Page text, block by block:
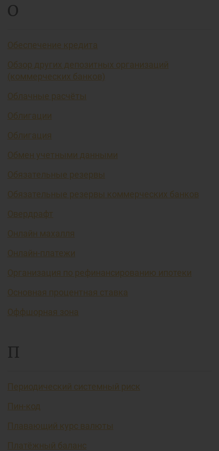
О
Обеспечение кредита
Обзор других депозитных организаций
(коммерческих банков)
Облачные расчёты
Облигации
Облигация
Обмен учетными данными
Обязательные резервы
Обязательные резервы коммерческих банков
Овердрафт
Онлайн махалля
Онлайн-платежи
Организация по рефинансированию ипотеки
Основная процентная ставка
Оффшорная зона
П
Периодический системный риск
Пин-код
Плавающий курс валюты
Платёжный баланс